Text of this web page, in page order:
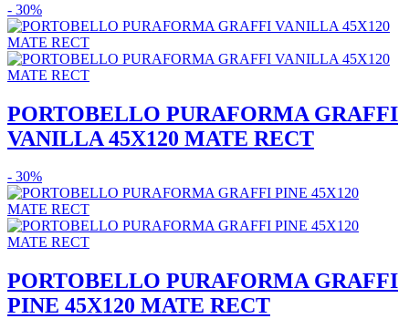
- 30%
PORTOBELLO PURAFORMA GRAFFI
VANILLA 45X120 MATE RECT
- 30%
PORTOBELLO PURAFORMA GRAFFI
PINE 45X120 MATE RECT